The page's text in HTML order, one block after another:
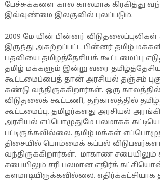
பேச்சுக்களை கால காலமாக கிரகித்து
இவ்வுண்மை இலகுவில் புலப்படும்.
2009 மே யின் பின்னர்
இருந்து அகற்றப்பட்ட பின்னர் தமிழ்
பதவியை தமிழ்த்தேசியக் கூட்டமைப்பு
தமிழ் மக்களும் இன்று வரை
கூட்டமைப்பைத் தான் அரசியல் தஞ்சம்
கண்டு வந்திருக்கிறார்கள். ஒரு
விடுதலைக் கூட்டணி, தற்காலத்தில்
கூட்டமைப்பு. தமிழர்களது அரசியல்
அரசியல் எப்பொழுதுமே பலமாகக்
பட்டிருக்கவில்லை. தமிழ் மக்கள்
திசையில் பொம்மைக் கப்பல்
வந்திருக்கிறார்கள். மாகாண சபையிலும்
சபையிலும் சரி பலமான எதிர்க்
களமாடியிருக்கவில்லை.